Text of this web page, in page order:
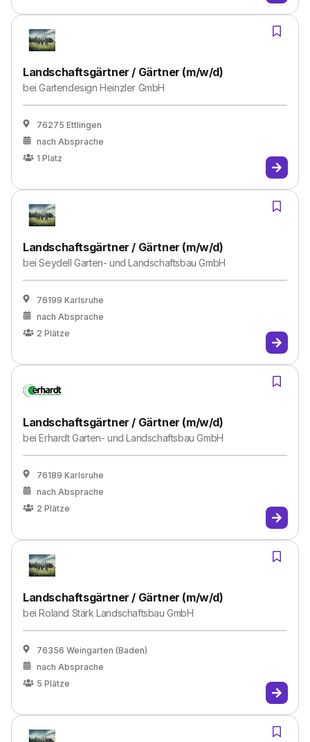
Landschaftsgärtner / Gärtner (m/w/d)
beiGartendesign Heinzler GmbH
76275 Ettlingen
nach Absprache
1 Platz
Landschaftsgärtner / Gärtner (m/w/d)
beiSeydell Garten- und Landschaftsbau GmbH
76199 Karlsruhe
nach Absprache
2 Plätze
Landschaftsgärtner / Gärtner (m/w/d)
beiErhardt Garten- und Landschaftsbau GmbH
76189 Karlsruhe
nach Absprache
2 Plätze
Landschaftsgärtner / Gärtner (m/w/d)
beiRoland Stärk Landschaftsbau GmbH
76356 Weingarten (Baden)
nach Absprache
5 Plätze